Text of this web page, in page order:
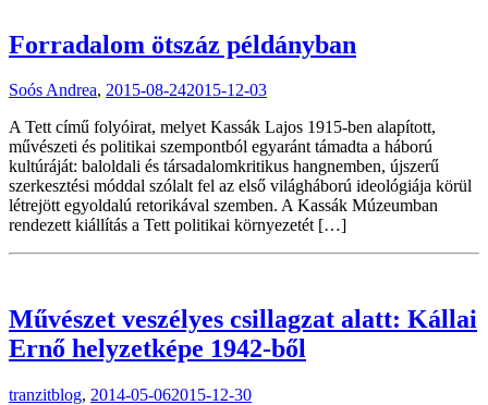
Forradalom ötszáz példányban
Soós Andrea, 2015-08-242015-12-03
A Tett című folyóirat, melyet Kassák Lajos 1915-ben alapított,
művészeti és politikai szempontból egyaránt támadta a háború
kultúráját: baloldali és társadalomkritikus hangnemben, újszerű
szerkesztési móddal szólalt fel az első világháború ideológiája körül
létrejött egyoldalú retorikával szemben. A Kassák Múzeumban
rendezett kiállítás a Tett politikai környezetét […]
Művészet veszélyes csillagzat alatt: Kállai
Ernő helyzetképe 1942-ből
tranzitblog, 2014-05-062015-12-30